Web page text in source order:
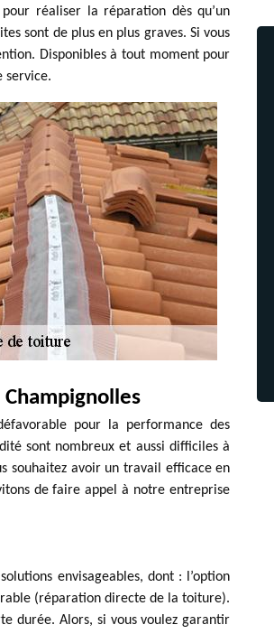
réaliser la réparation dès qu’un
sont de plus en plus graves. Si vous
Disponibles à tout moment pour
service.
pour la performance des
sont nombreux et aussi difficiles à
souhaitez avoir un travail efficace en
de faire appel à notre entreprise
envisageables, dont : l’option
(réparation directe de la toiture).
durée. Alors, si vous voulez garantir